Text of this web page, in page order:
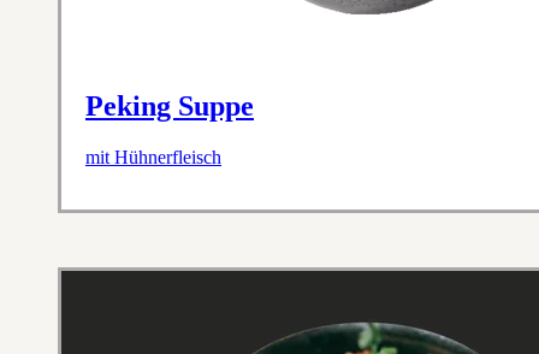
Peking Suppe
mit Hühnerfleisch